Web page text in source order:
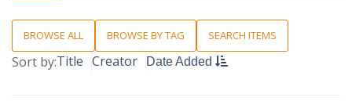
BROWSE ALL BROWSE BY TAG SEARCH ITEMS
Sort by:Title Creator Date Added